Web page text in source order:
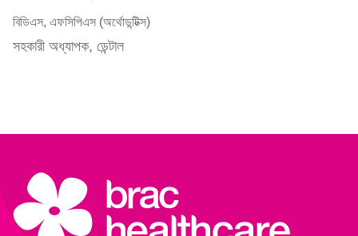
বিডিএস, এফসিপিএস (অর্থোডন্টিক্স)
সহকারী অধ্যাপক, ডেন্টাল